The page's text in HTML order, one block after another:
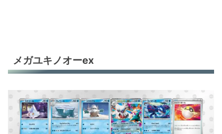
ヤドキング
ヤドキング
ヤドキング
ヤドキング
メガユキノオーex